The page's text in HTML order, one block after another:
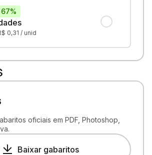
0,31 / unid
oficiais em PDF, Photoshop,
Baixar gabaritos